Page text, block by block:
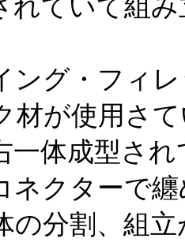
れていて組
ング・フィ
材が使用さ
一体成型さ
ネクターで
の分割、組